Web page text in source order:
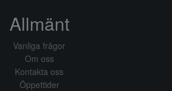
Allmänt
Vanliga frågor
Om oss
Kontakta oss
Öppettider